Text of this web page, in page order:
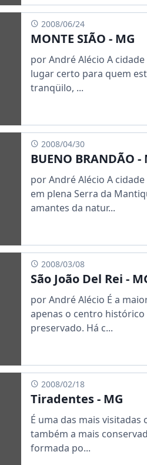
2008/06/24
MONTE SIÃO - MG
por André Alécio A
lugar certo para quem
tranqüilo, ...
2008/04/30
BUENO BRANDÃO -
por André Alécio A
em plena Serra da
amantes da natur...
2008/03/08
São João Del Rei -
por André Alécio É a
apenas o centro
preservado. Há c...
2008/02/18
Tiradentes - MG
É uma das mais
também a mais
formada po...